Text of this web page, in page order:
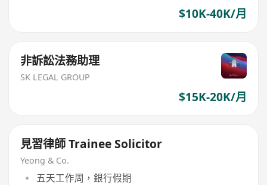
$10K-40K/月
非訴訟法務助理
SK LEGAL GROUP
$15K-20K/月
見習律師 Trainee Solicitor
Yeong & Co.
五天工作周，銀行假期